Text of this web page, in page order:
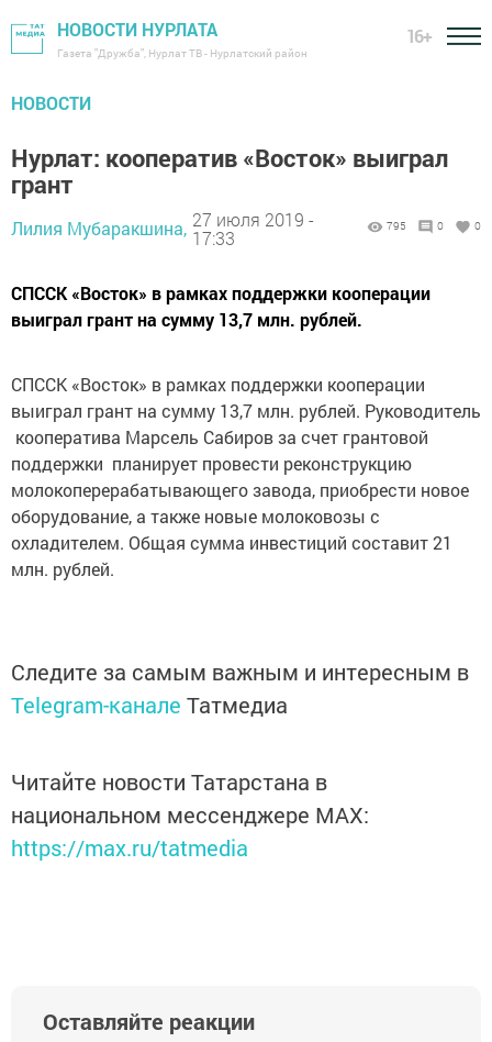
НОВОСТИ НУРЛАТА
Газета "Дружба", Нурлат ТВ - Нурлатский район
16+
НОВОСТИ
Нурлат: кооператив «Восток» выиграл
грант
Лилия Мубаракшина, 27 июля 2019 -
17:33
795 0 0
СПССК «Восток» в рамках поддержки кооперации
выиграл грант на сумму 13,7 млн. рублей.
СПССК «Восток» в рамках поддержки кооперации
выиграл грант на сумму 13,7 млн. рублей. Руководитель
кооператива Марсель Сабиров за счет грантовой
поддержки планирует провести реконструкцию
молокоперерабатывающего завода, приобрести новое
оборудование, а также новые молоковозы с
охладителем. Общая сумма инвестиций составит 21
млн. рублей.
Следите за самым важным и интересным в
Telegram-канале Татмедиа
Читайте новости Татарстана в
национальном мессенджере MАХ:
https://max.ru/tatmedia
Оставляйте реакции